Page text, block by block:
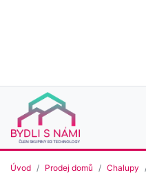
Úvod Prodej domů Chalupy